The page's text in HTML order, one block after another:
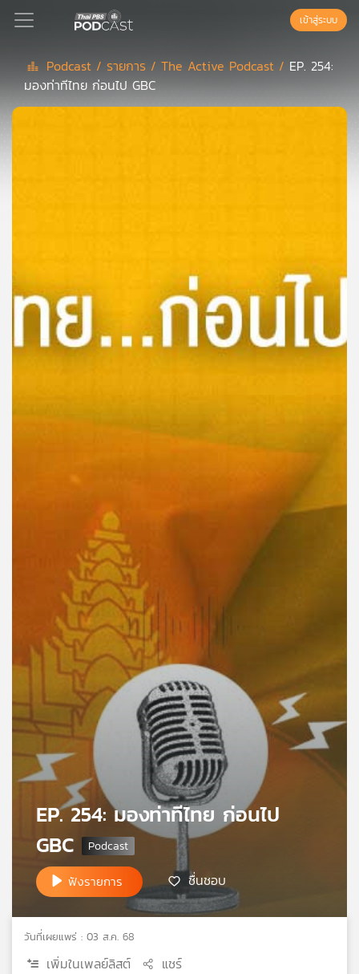
Podcast
เพล
ย์
ของ
เครือ
ข่าย
วิทยุ
วิทยุ
เครือ
ข่าย
เข้าสู่ระบบ
Podcast / รายการ /The Active Podcast / EP. 254:
มองท่าทีไทย ก่อนไป GBC
EP. 254: มองท่าทีไทย ก่อนไป
GBC
ฟังรายการ ชื่นชอบ
วันที่เผยแพร่ : 03 ส.ค. 68
เพิ่มในเพลย์ลิสต์ แชร์